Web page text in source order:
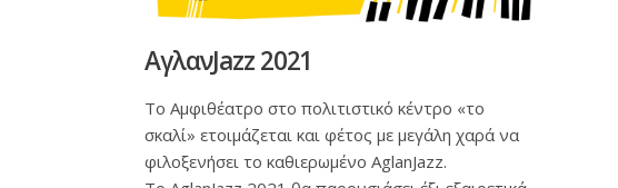
ΑγλανJazz 2021
Το Αμφιθέατρο στο πολιτιστικό κέντρο «το
σκαλί» ετοιμάζεται και φέτος με μεγάλη χαρά να
φιλοξενήσει το καθιερωμένο AglanJazz.